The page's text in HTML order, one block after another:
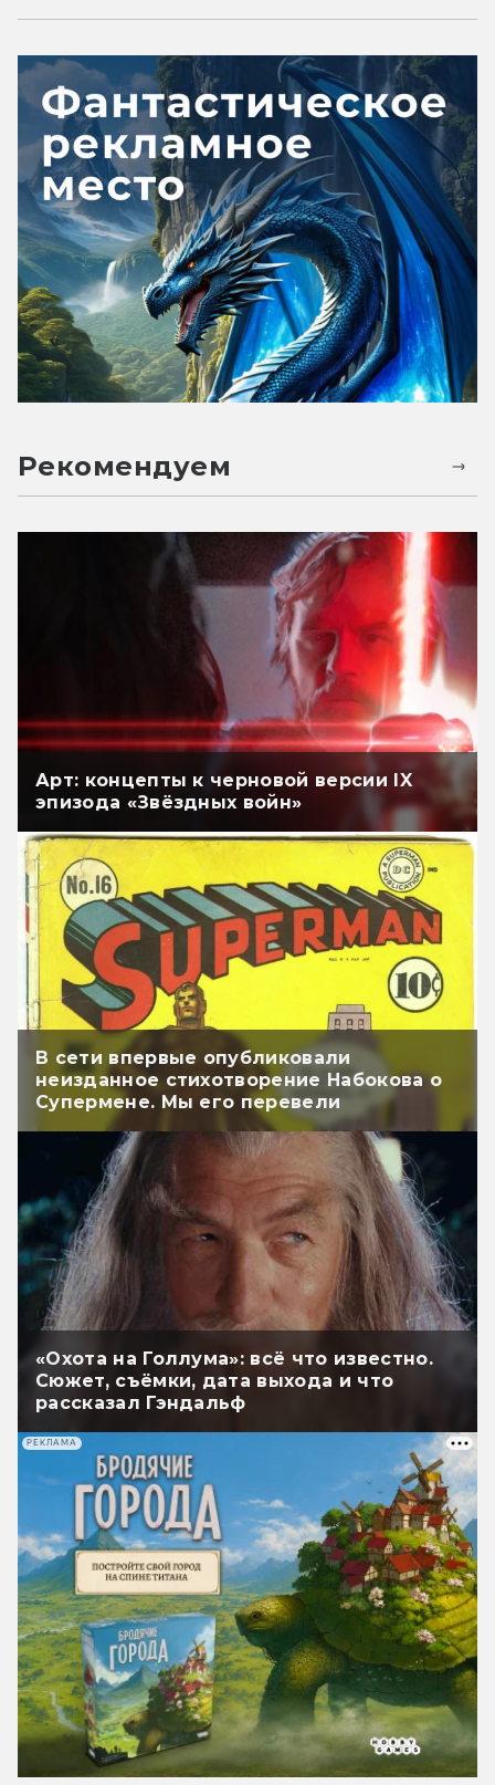
Рекомендуем
Арт: концепты к черновой версии IX
эпизода «Звёздных войн»
В сети впервые опубликовали
неизданное стихотворение Набокова о
Супермене. Мы его перевели
«Охота на Голлума»: всё что известно.
Сюжет, съёмки, дата выхода и что
рассказал Гэндальф
РЕКЛАМА